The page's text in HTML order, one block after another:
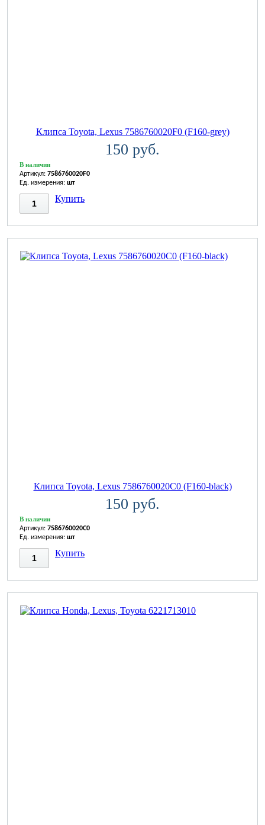
Клипса Toyota, Lexus 7586760020F0 (F160-grey)
150 руб.
В наличии
Артикул: 7586760020F0
Ед. измерения: шт
Купить
Клипса Toyota, Lexus 7586760020C0 (F160-black)
150 руб.
В наличии
Артикул: 7586760020C0
Ед. измерения: шт
Купить